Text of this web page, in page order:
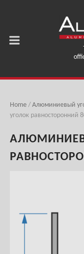
Home / Алюминиевый
уголок равносторонний